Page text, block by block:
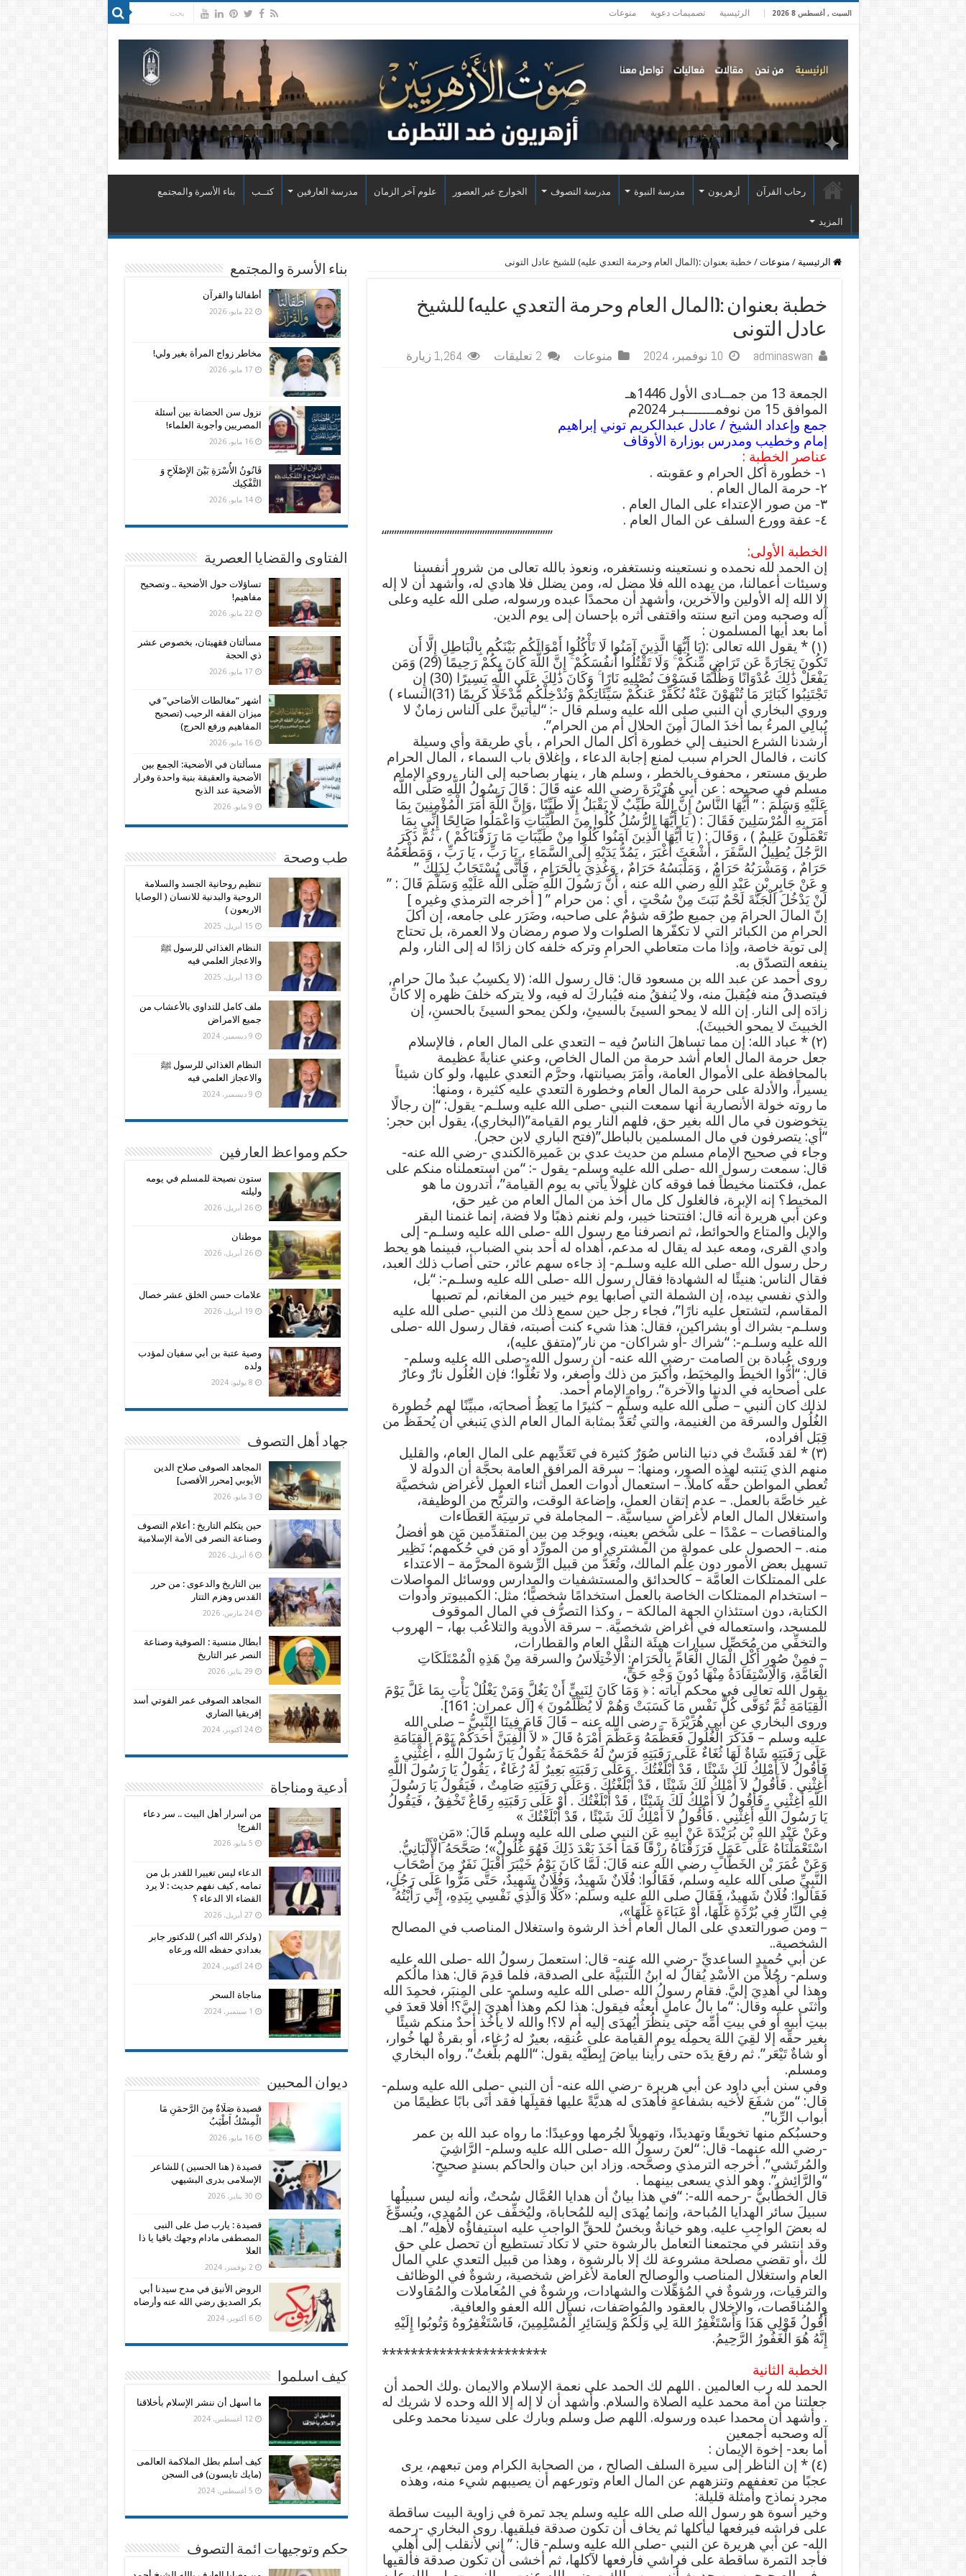
السبت , أغسطس 8 2026 الرئيسية تصميمات دعوية منوعات
رحاب القرآن أزهريون مدرسة النبوة مدرسة التصوف الخوارج عبر العصور علوم آخر الزمان مدرسة العارفين كتــب بناء الأسرة والمجتمع
المزيد
الرئيسية / منوعات / خطبة بعنوان :(المال العام وحرمة التعدي عليه) للشيخ عادل التونى
خطبة بعنوان :(المال العام وحرمة التعدي عليه) للشيخ
عادل التونى
adminaswan 10 نوفمبر، 2024 منوعات 2 تعليقات 1,264 زيارة
الجمعة 13 من جمــادى الأول 1446هـ
الموافق 15 من نوفمـــــــبـر 2024م
جمع وإعداد الشيخ / عادل عبدالكريم توني إبراهيم
إمام وخطيب ومدرس بوزارة الأوقاف
عناصر الخطبة :
١- خطورة أكل الحرام و عقوبته .
٢- حرمة المال العام .
٣- من صور الإعتداء على المال العام .
٤- عفة وورع السلف عن المال العام .
“”””””””””””””””””””””””””””””””””
الخطبة الأولى:
إن الحمد لله نحمده و نستعينه ونستغفره، ونعوذ بالله تعالى من شرور أنفسنا
وسيئات أعمالنا، من يهده الله فلا مضل له، ومن يضلل فلا هادي له، وأشهد أن لا إله
إلا الله إله الأولين والآخرين، وأشهد أن محمدًا عبده ورسوله، صلى الله عليه وعلى
آله وصحبه ومن اتبع سنته واقتفى أثره بإحسان إلى يوم الدين.
أما بعد أيها المسلمون :
(١) * يقول الله تعالى :(يَا أَيُّهَا الَّذِينَ آمَنُوا لَا تَأْكُلُوا أَمْوَالَكُم بَيْنَكُم بِالْبَاطِلِ إِلَّا أَن
تَكُونَ تِجَارَةً عَن تَرَاضٍ مِّنكُمْ ۚ وَلَا تَقْتُلُوا أَنفُسَكُمْ ۚ إِنَّ اللَّهَ كَانَ بِكُمْ رَحِيمًا (29) وَمَن
يَفْعَلْ ذَٰلِكَ عُدْوَانًا وَظُلْمًا فَسَوْفَ نُصْلِيهِ نَارًا ۚ وَكَانَ ذَٰلِكَ عَلَى اللَّهِ يَسِيرًا (30) إِن
تَجْتَنِبُوا كَبَائِرَ مَا تُنْهَوْنَ عَنْهُ نُكَفِّرْ عَنكُمْ سَيِّئَاتِكُمْ وَنُدْخِلْكُم مُّدْخَلًا كَرِيمًا (31)النساء )
وروي البخاري أن النبي صلى الله عليه وسلم قال -: “ليأتينَّ على الناس زمانٌ لا
يُبالِي المرءُ بما أخذَ المالَ أمِنَ الحلال أم من الحرام”.
أرشدنا الشرع الحنيف إلي خطورة أكل المال الحرام ، بأي طريقة وأي وسيلة
كانت ، فالمال الحرام سبب لمنع إجابة الدعاء ، وإغلاق باب السماء ، المال الحرام
طريق مستعر ، محفوف بالخطر ، وسلم هار ، ينهار بصاحبه إلى النار ،روى الإمام
مسلم في صحيحه : عن أَبِي هُرَيْرَةَ رضي الله عنه قَالَ : قَالَ رَسُولُ اللَّهِ صَلَّى اللَّه
عَلَيْهِ وَسَلَّمَ : ” أَيُّهَا النَّاسُ إِنَّ اللَّهَ طَيِّبٌ لَا يَقْبَلُ إِلَّا طَيِّبًا ،وَإِنَّ اللَّهَ أَمَرَ الْمُؤْمِنِينَ بِمَا
أَمَرَ بِهِ الْمُرْسَلِينَ فَقَالَ : ( يَا أَيُّهَا الرُّسُلُ كُلُوا مِنَ الطَّيِّبَاتِ وَاعْمَلُوا صَالِحًا إِنِّي بِمَا
تَعْمَلُونَ عَلِيمٌ ) ، وَقَالَ : ( يَا أَيُّهَا الَّذِينَ آمَنُوا كُلُوا مِنْ طَيِّبَاتِ مَا رَزَقْنَاكُمْ ) ، ثُمَّ ذَكَرَ
الرَّجُلَ يُطِيلُ السَّفَرَ ، أَشْعَثَ أَغْبَرَ ، يَمُدُّ يَدَيْهِ إِلَى السَّمَاءِ ، يَا رَبِّ ، يَا رَبِّ ، وَمَطْعَمُهُ
حَرَامٌ ، وَمَشْرَبُهُ حَرَامٌ ، وَمَلْبَسُهُ حَرَامٌ ، وَغُذِيَ بِالْحَرَامِ ، فَأَنَّى يُسْتَجَابُ لِذَلِكَ ”
و عَنْ جَابِرِ بْنِ عَبْدِ اللَّهِ رضي الله عنه ، أَنَّ رَسُولَ اللَّهِ صَلَّى اللَّه عَلَيْهِ وَسَلَّمَ قَالَ : ”
لَنْ يَدْخُلَ الْجَنَّةَ لَحْمٌ نَبَتَ مِنْ سُحْتٍ ، أي : من حرام ” [ أخرجه الترمذي وغيره ]
إنّ المالَ الحرامَ مِن جميع طرُقه شؤمٌ على صاحبه، وضَرَر على جامعه، إن أكلَ
الحرامِ من الكبائر التي لا تكفّرها الصلوات ولا صوم رمضان ولا العمرة، بل تحتاج
إلى توبة خاصة، وإذا مات متعاطي الحرامِ وتركه خلفه كان زادًا له إلى النار، ولم
ينفعه التصدّق به.
روى أحمد عن عبد الله بن مسعود قال: قال رسول الله: (لا يكسِبُ عبدٌ مالَ حرامٍ,
فيتصدقُ منه فيُقبلَ منه، ولا يُنفقُ منه فيُباركَ له فيه، ولا يتركه خلفَ ظهره إلا كان
زادَه إلى النار. إن الله لا يمحو السيئَ بالسيئِ، ولكن يمحو السيئَ بالحسنِ، إن
الخبيثَ لا يمحو الخبيثَ).
(٢) * عباد الله: إن مما تساهلَ الناسُ فيه – التعدي على المال العام ، فالإسلام
جعل حرمة المال العام أشد حرمة من المال الخاص، وعني عنايةً عظيمة
بالمحافظة على الأموال العامة، وأمَرَ بصيانتها، وحرَّم التعدي عليها، ولو كان شيئاً
يسيراً، والأدلة على حرمة المال العام وخطورة التعدي عليه كثيرة ، ومنها:
ما روته خولة الأنصارية أنها سمعت النبي -صلى الله عليه وسلـم- يقول: “إن رجالًا
يتخوضون في مال الله بغير حق، فلهم النار يوم القيامة”(البخاري)، يقول ابن حجر:
“أي: يتصرفون في مال المسلمين بالباطل”(فتح الباري لابن حجر).
وجاء في صحيح الإمام مسلم من حديث عدي بن عَميرةالكندي -رضي الله عنه-
قال: سمعت رسول الله -صلى الله عليه وسلم- يقول -: “من استعملناه منكم على
عمل، فكتمنا مخيطاً فما فوقه كان غلولاً يأتي به يوم القيامة”، أتدرون ما هو
المخيط؟ إنه الإبرة، فالغلول كل مال أُخذ من المال العام من غير حق،
وعن أبي هريرة أنه قال: افتتحنا خيبر، ولم نغنم ذهبًا ولا فضة، إنما غنمنا البقر
والإبل والمتاع والحوائط، ثم انصرفنا مع رسول الله -صلى الله عليه وسلـم- إلى
وادي القرى، ومعه عبد له يقال له مدعم، أهداه له أحد بني الضباب، فبينما هو يحط
رحل رسول الله -صلى الله عليه وسلـم- إذ جاءه سهم عائر، حتى أصاب ذلك العبد،
فقال الناس: هنيئًا له الشهادة! فقال رسول الله -صلى الله عليه وسلـم-: “بل،
والذي نفسي بيده، إن الشملة التي أصابها يوم خيبر من المغانم، لم تصبها
المقاسم، لتشتعل عليه نارًا”، فجاء رجل حين سمع ذلك من النبي -صلى الله عليه
وسلـم- بشراك أو بشراكين، فقال: هذا شيء كنت أصبته، فقال رسول الله -صلى
الله عليه وسلـم-: “شراك -أو شراكان- من نار”(متفق عليه)،
وروى عُبادة بن الصامت -رضي الله عنه- أن رسول الله -صلى الله عليه وسلم-
قال: “أدُّوا الخيطَ والمِخيَط، وأكبرَ من ذلك وأصغر، ولا تغُلُّوا؛ فإن الغُلُول نارٌ وعارٌ
على أصحابِه في الدنيا والآخرة”. رواه الإمام أحمد.
لذلك كان النبي – صلَّى الله عليه وسلَّم – كثيرًا ما يَعِظُ أصحابَه، مبيِّنًا لهم خُطورة
الغُلُول والسرقة من الغنيمة، والتي تُعَدُّ بمثابة المال العام الذي يَنبغي أن يُحفَظَ من
قِبَل أفراده،
(٣) * لقد فَشَتْ في دنيا الناس صُوَرٌ كثيرة في تَعَدِّيهم على المال العام، والقليل
منهم الذي يَنتبه لهذه الصور، ومنها: – سرقة المرافق العامة بحجَّة أن الدولة لا
تُعطي المواطن حقَّه كاملاً. – استعمال أدوات العمل أثناء العمل لأغراض شخصيَّة
غير خاصَّة بالعمل. – عدم إتقان العمل، وإضاعة الوقت، والتربُّح من الوظيفة،
واستغلال المال العام لأغراضٍ سياسيَّة. – المجاملة في ترسِيَة العَطَاءات
والمناقصات – عمْدًا – على شخصٍ بعينه، ويوجَد مِن بين المتقدِّمين مَن هو أفضلُ
منه. – الحصول على عمولة من المشتري أو من المورِّد أو مَن في حُكْمهم؛ نَظِير
تسهيل بعض الأمور دون عِلْم المالك، وتُعَدُّ من قبيل الرِّشوة المحرَّمة – الاعتداء
على الممتلكات العامَّة – كالحدائق والمستشفيات والمدارس ووسائل المواصلات
– استخدام الممتلكات الخاصة بالعمل استخدامًا شخصيًّا؛ مثل: الكمبيوتر وأدوات
الكتابة، دون استئذانِ الجهة المالكة – ، وكذا التصرُّف في المال الموقوف
للمسجد، واستعماله في أغراض شخصيَّة. – سرقة الأدوية والتلاعُب بها، – الهروب
والتخفِّي من مُحَصِّل سيارات هيئَة النقْل العام والقطارات،
– فمِنْ صُورِ أَكْلِ الْمَالِ الْعَامِّ بِالْحَرَامِ: الْاِخْتِلَاسُ والسرقة مِنْ هَذِهِ الْمُمْتَلَكَاتِ
الْعَامَّةِ، وَالْاِسْتِفَادَةُ مِنْهَا دُونَ وَجْهِ حَقٍّ،
يقول الله تعالى في محكم آياته : ﴿ وَمَا كَانَ لِنَبِيٍّ أَنْ يَغُلَّ وَمَنْ يَغْلُلْ يَأْتِ بِمَا غَلَّ يَوْمَ
الْقِيَامَةِ ثُمَّ تُوَفَّى كُلُّ نَفْسٍ مَا كَسَبَتْ وَهُمْ لَا يُظْلَمُونَ ﴾ [آل عمران: 161].
وروى البخاري عن أبي هُرَيْرَةَ – رضى الله عنه – قَالَ قَامَ فِينَا النَّبِيُّ – صلى الله
عليه وسلم – فَذَكَرَ الْغُلُولَ فَعَظَّمَهُ وَعَظَّمَ أَمْرَهُ قَالَ « لاَ أُلْفِيَنَّ أَحَدَكُمْ يَوْمَ الْقِيَامَةِ
عَلَى رَقَبَتِهِ شَاةٌ لَهَا ثُغَاءٌ عَلَى رَقَبَتِهِ فَرَسٌ لَهُ حَمْحَمَةٌ يَقُولُ يَا رَسُولَ اللَّهِ ، أَغِثْنِي .
فَأَقُولُ لاَ أَمْلِكُ لَكَ شَيْئًا ، قَدْ أَبْلَغْتُكَ . وَعَلَى رَقَبَتِهِ بَعِيرٌ لَهُ رُغَاءٌ ، يَقُولُ يَا رَسُولَ اللَّهِ
أَغِثْنِي . فَأَقُولُ لاَ أَمْلِكُ لَكَ شَيْئًا ، قَدْ أَبْلَغْتُكَ . وَعَلَى رَقَبَتِهِ صَامِتٌ ، فَيَقُولُ يَا رَسُولَ
اللَّهِ أَغِثْنِي . فَأَقُولُ لاَ أَمْلِكُ لَكَ شَيْئًا ، قَدْ أَبْلَغْتُكَ . أَوْ عَلَى رَقَبَتِهِ رِقَاعٌ تَخْفِقُ ، فَيَقُولُ
يَا رَسُولَ اللَّهِ أَغِثْنِي . فَأَقُولُ لاَ أَمْلِكُ لَكَ شَيْئًا ، قَدْ أَبْلَغْتُكَ »
وعَنْ عَبْدِ اللهِ بْنِ بُرَيْدَةَ عَنْ أَبِيهِ عَنِ النبِي صلى الله عليه وسلم قَالَ: «مَنِ
اسْتَعْمَلْنَاهُ عَلَى عَمَلٍ فَرَزَقْنَاهُ رِزْقًا فَمَا أَخَذَ بَعْدَ ذَلِكَ فَهُوَ غُلُولٌ»؛ صَحَّحَهُ الْأَلْبَانِيُّ.
وَعَنْ عُمَرَ بْنِ الخَطَّابِ رضي الله عنه قَالَ: لَمَّا كَانَ يَوْمُ خَيْبَرَ أَقْبَلَ نَفَرٌ مِنَ أَصْحَابِ
النَّبِيِّ صلى الله عليه وسلم، فَقَالُوا: فُلَانٌ شَهِيدٌ، وَفُلَانٌ شَهِيدٌ، حَتَّى مَرُّوا عَلَى رَجُلٍ،
فَقَالُوا: فُلَانٌ شَهِيدٌ، فَقَالَ صلى الله عليه وسلم: «كَلَّا وَالَّذِي نَفْسِي بِيَدِهِ، إِنِّي رَأَيْتُهُ
فِي النَّارِ فِي بُرْدَةٍ غَلَّهَا، أَوْ عَبَاءَةٍ غَلَّهَا»،
– ومن صورالتعدي على المال العام أخذ الرشوة واستغلال المناصب في المصالح
الشخصية..
عن أبي حُميدٍ الساعديِّ -رضي الله عنه- قال: استعملَ رسولُ الله -صلى الله عليه
وسلم- رجُلاً من الأسْدِ يُقالُ له ابنُ اللُّتبيَّة على الصدقة، فلما قدِمَ قال: هذا مالُكم
وهذا لي أُهدِيَ إليَّ. فقام رسولُ الله -صلى الله عليه وسلم- على المِنبَر، فحمِدَ الله
وأثنَى عليه وقال: “ما بالُ عاملٍ أبعثُه فيقول: هذا لكم وهذا أُهدِيَ إليَّ؟! أفلا قعدَ في
بيتِ أبيهِ أو في بيتِ أمِّه حتى ينظُرَ أيُهدَى إليه أم لا؟! والله لا يأخُذ أحدٌ منكم شيئًا
بغير حقِّه إلا لقِيَ اللهَ يحمِلُه يوم القيامة على عُنقِه، بعيرٌ له رُغاء، أو بقرةٌ لها خُوار،
أو شاةٌ تَيْعَر”. ثم رفعَ يدَه حتى رأينا بياضَ إبِطَيْه يقول: “اللهم بلَّغتُ”. رواه البخاري
ومسلم.
وفي سنن أبي داود عن أبي هريرة -رضي الله عنه- أن النبي -صلى الله عليه وسلم-
قال: “من شفَعَ لأخيه بشفاعةٍ فأهدَى له هديَّةً عليها فقبِلَها فقد أتَى بابًا عظيمًا من
أبواب الرِّبا”.
وحسبُكم منها تخويفًا وتهديدًا، وتهويلاً لجُرمها ووعيدًا: ما رواه عبد الله بن عمر
-رضي الله عنهما- قال: “لعنَ رسولُ الله -صلى الله عليه وسلم- الرَّاشِيَ
والمُرتَشي”. أخرجه الترمذي وصحَّحه. وزاد ابن حبان والحاكم بسندٍ صحيحٍ:
“والرَّائِش”. وهو الذي يسعى بينهما .
قال الخطَّابيُّ -رحمه الله-: “في هذا بيانٌ أن هدايا العُمَّال سُحتٌ، وأنه ليس سبيلُها
سبيلَ سائر الهدايا المُباحة، وإنما يُهدَى إليه للمُحاباة، وليُخفِّف عن المُهدِي، ويُسوِّغَ
له بعضَ الواجِبِ عليه. وهو خيانةٌ وبخسٌ للحقِّ الواجبِ عليه استيفاؤُه لأهلِه”. اهـ.
وقد انتشر في مجتمعنا التعامل بالرشوة حتي لا تكاد تستطيع أن تحصل علي حق
لك ،أو تقضي مصلحة مشروعة لك إلا بالرشوة ، وهذا من قبيل التعدي علي المال
العام واستغلال المناصب والوصالح العامة لأغراض شخصية، رِشوةٌ في الوظائف
والترقِيات، ورِشوةٌ في المُؤهِّلات والشهادات، ورِشوةٌ في المُعاملات والمُقاولات
والمُناقَصات، والإخلال بالعقود والمُواصَفات، نسأل الله العفو والعافية.
أَقُولُ قَوْلِي هَذَا وَأَسْتَغْفِرُ اللهَ لِي وَلَكُمْ وَلِسَائِرِ الْمُسْلِمِينَ، فَاسْتَغْفِرُوهُ وَتُوبُوا إِلَيْهِ
إِنَّهُ هُوَ الْغَفُورُ الرَّحِيمُ.
***********************
الخطبة الثانية
الحمد لله رب العالمين . اللهم لك الحمد على نعمة الإسلام والايمان .ولك الحمد أن
جعلتنا من أمة محمد عليه الصلاة والسلام. وأشهد أن لا إله إلا الله وحده لا شريك له
. وأشهد أن محمدا عبده ورسوله. اللهم صل وسلم وبارك على سيدنا محمد وعلى
آله وصحبه أجمعين
أما بعد- إخوة الإيمان :
(٤) * إن الناظر إلى سيرة السلف الصالح ، من الصحابة الكرام ومن تبعهم، يرى
عجبًا من تعففهم وتنزههم عن المال العام وتورعهم أن يصيبهم شيء منه، وهذه
مجرد نماذج وأمثلة قليلة:
وخير أسوة هو رسول الله صلى الله عليه وسلم يجد تمرة في زاوية البيت ساقطة
على فراشه فيرفعها ليأكلها ثم يخاف أن تكون صدقة فيلقيها. روى البخاري -رحمه
الله- عن أبي هريرة عن النبي -صلى الله عليه وسلم- قال: ” إني لأنقلب إلى أهلي
فأجد التمرة ساقطة على فراشي فأرفعها لآكلها، ثم أخشى أن تكون صدقة فألقيها
بناء الأسرة والمجتمع
أطفالنا والقرآن
22 مايو، 2026
مخاطر زواج المرأة بغير ولي!
17 مايو، 2026
نزول سن الحضانة بين أسئلة
المصريين وأجوبة العلماء!
16 مايو، 2026
قَانُونُ الأُسْرَةِ بَيْنَ الإِصْلَاحِ وَ
التَّفْكِيك
14 مايو، 2026
الفتاوى والقضايا العصرية
تساؤلات حول الأضحية .. وتصحيح
مفاهيم!
22 مايو، 2026
مسألتان فقهيتان، بخصوص عشر
ذي الحجة
17 مايو، 2026
أشهر “مغالطات الأضاحي” في
ميزان الفقه الرحيب (تصحيح
المفاهيم ورفع الحرج)
16 مايو، 2026
مسألتان في الأضحية: الجمع بين
الأضحية والعقيقة بنية واحدة وفرار
الأضحية عند الذبح
9 مايو، 2026
طب وصحة
تنظيم روحانية الجسد والسلامة
الروحية والبدنية للانسان ( الوصايا
الاربعون )
15 أبريل، 2025
النظام الغذائي للرسول ﷺ
والاعجاز العلمي فيه
13 أبريل، 2025
ملف كامل للتداوي بالأعشاب من
جميع الامراض
9 ديسمبر، 2024
النظام الغذائي للرسول ﷺ
والاعجاز العلمي فيه
9 ديسمبر، 2024
حكم ومواعظ العارفين
ستون نصيحة للمسلم في يومه
وليلته
26 أبريل، 2026
موطنان
26 أبريل، 2026
علامات حسن الخلق عشر خصال
19 أبريل، 2026
وصية عتبة بن أبي سفيان لمؤدب
ولده
8 يوليو، 2024
جهاد أهل التصوف
المجاهد الصوفى صلاح الدين
الأيوبي [محرر الأقصى]
3 مايو، 2026
حين يتكلم التاريخ : أعلام التصوف
وصناعة النصر فى الأمة الإسلامية
6 أبريل، 2026
بين التاريخ والدعوى : من حرر
القدس وهزم التتار
24 مارس، 2026
أبطال منسية : الصوفية وصناعة
النصر عبر التاريخ
29 يناير، 2026
المجاهد الصوفى عمر الفوتي أسد
إفريقيا الضاري
24 أكتوبر، 2024
أدعية ومناجاة
من أسرار أهل البيت .. سر دعاء
الفرج!
5 مايو، 2026
الدعاء ليس تغييرا للقدر بل من
تمامه , كيف نفهم حديث : لا يرد
القضاء الا الدعاء ؟
27 أبريل، 2026
( ولذكر الله أكبر ) للدكتور جابر
بغدادي حفظه الله ورعاه
24 أكتوبر، 2024
مناجاة السحر
1 سبتمبر، 2024
ديوان المحبين
قصيدة صَلَاةٌ مِنَ الرَّحمَنِ مَا
الْمِسْكُ أَطْيَبُ
16 مايو، 2026
قصيدة ( هنا الحسين ) للشاعر
الإسلامى بدرى البشيهي
30 يناير، 2026
قصيدة : يارب صل على النبى
المصطفى مادام وجهك باقيا يا ذا
العلا
2 نوفمبر، 2024
الروض الأنيق في مدح سيدنا أبي
بكر الصديق رضي الله عنه وأرضاه
6 أكتوبر، 2024
كيف اسلموا
ما أسهل أن ننشر الإسلام بأخلاقنا
12 أغسطس، 2024
كيف أسلم بطل الملاكمة العالمى
(مايك تايسون) فى السجن
5 أغسطس، 2024
حكم وتوجيهات ائمة التصوف